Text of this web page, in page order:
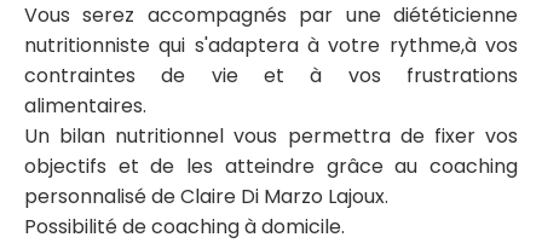
Vous serez accompagnés par une diététicienne
nutritionniste qui s'adaptera à votre rythme,à vos
contraintes de vie et à vos frustrations
alimentaires.
Un bilan nutritionnel vous permettra de fixer vos
objectifs et de les atteindre grâce au coaching
personnalisé de Claire Di Marzo Lajoux.
Possibilité de coaching à domicile.